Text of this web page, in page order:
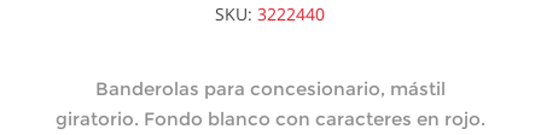
SKU: 3222440
Banderolas para concesionario, mástil
giratorio. Fondo blanco con caracteres en rojo.